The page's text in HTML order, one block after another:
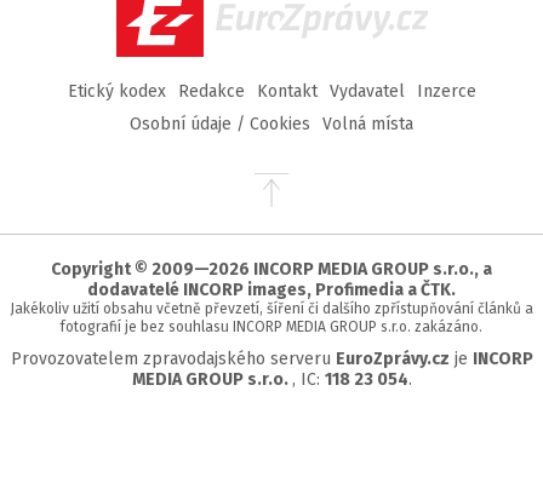
EuroZprávy.cz
Etický kodex Redakce Kontakt Vydavatel
Inzerce
Osobní údaje / Cookies
Volná místa
Přejít
stránky
Copyright © 2009—2026 INCORP MEDIA GROUP s.r.o., a
dodavatelé INCORP images, Profimedia a ČTK.
Jakékoliv užití obsahu včetně převzetí, šíření či dalšího zpřístupňování článků a
fotografií je bez souhlasu INCORP MEDIA GROUP s.r.o. zakázáno.
Provozovatelem zpravodajského serveru EuroZprávy.cz je INCORP
MEDIA GROUP s.r.o., IC: 118 23 054.